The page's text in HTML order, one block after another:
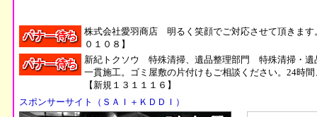
株式会社愛羽商店 明るく笑顔でご対応させて頂きます
０１０８】
新紀トクソウ 特殊清掃、遺品整理部門 特殊清掃・遺
一貫施工。ゴミ屋敷の片付けもご相談ください。24時
【新規１３１１１６】
スポンサーサイト（ＳＡＩ＋ＫＤＤＩ）